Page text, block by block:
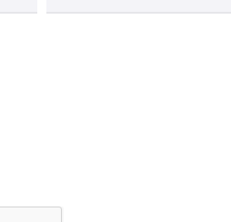
Valérie Milot – Ravel